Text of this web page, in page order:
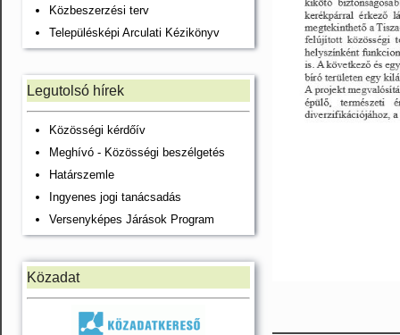
Közbeszerzési terv
Településképi Arculati Kézikönyv
Legutolsó hírek
Közösségi kérdőív
Meghívó - Közösségi beszélgetés
Határszemle
Ingyenes jogi tanácsadás
Versenyképes Járások Program
Közadat